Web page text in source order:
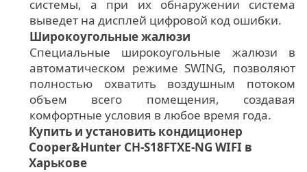
системы, а при их обнаружении система
выведет на дисплей цифровой код ошибки.
Широкоугольные жалюзи
Специальные широкоугольные жалюзи в
автоматическом режиме SWING, позволяют
полностью охватить воздушным потоком
объем всего помещения, создавая
комфортные условия в любое время года.
Купить и установить кондиционер
Cooper&Hunter CH-S18FTXE-NG WIFI в
Харькове